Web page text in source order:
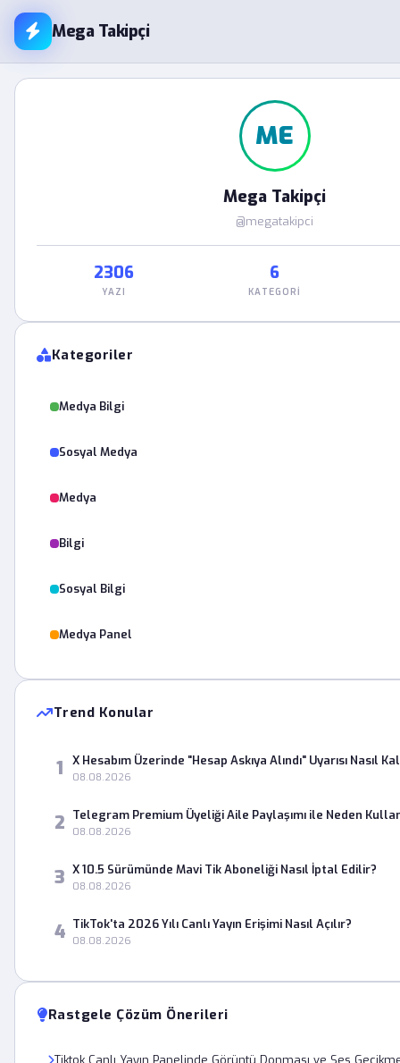
Mega Takipçi
ME
Mega Takipçi
@megatakipci
2306
YAZI
6
KATEGORI
Kategoriler
Medya Bilgi
Sosyal Medya
Medya
Bilgi
Sosyal Bilgi
Medya Panel
Trend Konular
1 X Hesabım Üzerinde "Hesap Askıya Alındı" Uyarısı Nasıl
08.08.2026
2 Telegram Premium Üyeliği Aile Paylaşımı ile Neden
08.08.2026
3 X 10.5 Sürümünde Mavi Tik Aboneliği Nasıl İptal Edilir?
08.08.2026
4 TikTok'ta 2026 Yılı Canlı Yayın Erişimi Nasıl Açılır?
08.08.2026
Rastgele Çözüm Önerileri
Tiktok Canlı Yayın Panelinde Görüntü Donması ve Ses